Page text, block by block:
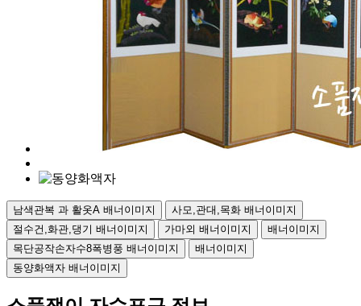
남색관복 과 활옷A 배너이미지
사모,관대,목화 배너이미지
절수건,화관,댕기 배너이미지
가마외 배너이미지
배너이미지
목단공작손자수8폭병풍 배너이미지
배너이미지
동양화액자 배너이미지